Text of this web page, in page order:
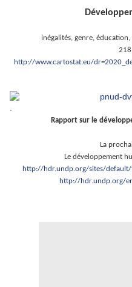
inégalités, genre,
http://www.cartostat.eu/
Rapport sur le
La
Le développement
http://hdr.undp.org/sites/
http://hdr.undp.org/